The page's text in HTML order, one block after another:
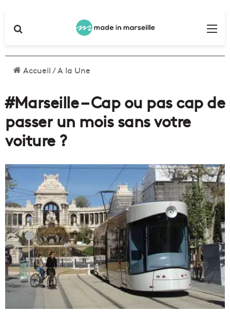
Accueil/A la Une
#Marseille – Cap ou pas cap de
passer un mois sans votre
voiture ?